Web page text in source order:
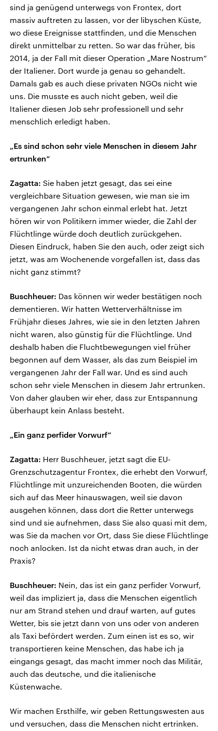
sind ja genügend unterwegs von Frontex, dort
massiv auftreten zu lassen, vor der libyschen Küste,
wo diese Ereignisse stattfinden, und die Menschen
direkt unmittelbar zu retten. So war das früher, bis
2014, ja der Fall mit dieser Operation „Mare Nostrum“
der Italiener. Dort wurde ja genau so gehandelt.
Damals gab es auch diese privaten NGOs nicht wie
uns. Die musste es auch nicht geben, weil die
Italiener diesen Job sehr professionell und sehr
menschlich erledigt haben.
„Es sind schon sehr viele Menschen in diesem Jahr
ertrunken“
Zagatta: Sie haben jetzt gesagt, das sei eine
vergleichbare Situation gewesen, wie man sie im
vergangenen Jahr schon einmal erlebt hat. Jetzt
hören wir von Politikern immer wieder, die Zahl der
Flüchtlinge würde doch deutlich zurückgehen.
Diesen Eindruck, haben Sie den auch, oder zeigt sich
jetzt, was am Wochenende vorgefallen ist, dass das
nicht ganz stimmt?
Buschheuer: Das können wir weder bestätigen noch
dementieren. Wir hatten Wetterverhältnisse im
Frühjahr dieses Jahres, wie sie in den letzten Jahren
nicht waren, also günstig für die Flüchtlinge. Und
deshalb haben die Fluchtbewegungen viel früher
begonnen auf dem Wasser, als das zum Beispiel im
vergangenen Jahr der Fall war. Und es sind auch
schon sehr viele Menschen in diesem Jahr ertrunken.
Von daher glauben wir eher, dass zur Entspannung
überhaupt kein Anlass besteht.
„Ein ganz perfider Vorwurf“
Zagatta: Herr Buschheuer, jetzt sagt die EU-
Grenzschutzagentur Frontex, die erhebt den Vorwurf,
Flüchtlinge mit unzureichenden Booten, die würden
sich auf das Meer hinauswagen, weil sie davon
ausgehen können, dass dort die Retter unterwegs
sind und sie aufnehmen, dass Sie also quasi mit dem,
was Sie da machen vor Ort, dass Sie diese Flüchtlinge
noch anlocken. Ist da nicht etwas dran auch, in der
Praxis?
Buschheuer: Nein, das ist ein ganz perfider Vorwurf,
weil das impliziert ja, dass die Menschen eigentlich
nur am Strand stehen und drauf warten, auf gutes
Wetter, bis sie jetzt dann von uns oder von anderen
als Taxi befördert werden. Zum einen ist es so, wir
transportieren keine Menschen, das habe ich ja
eingangs gesagt, das macht immer noch das Militär,
auch das deutsche, und die italienische
Küstenwache.
Wir machen Ersthilfe, wir geben Rettungswesten aus
und versuchen, dass die Menschen nicht ertrinken.